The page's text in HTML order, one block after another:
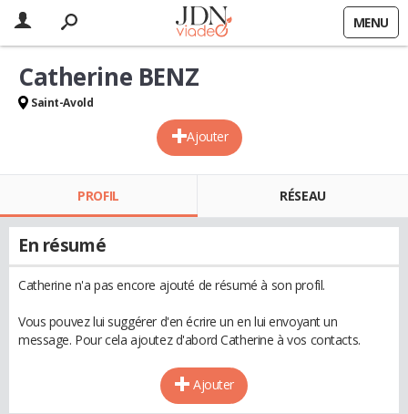
MENU
Ajouter
Catherine BENZ
Saint-Avold
PROFIL RÉSEAU
En résumé
Catherine n'a pas encore ajouté de résumé à son profil.
Vous pouvez lui suggérer d'en écrire un en lui envoyant un
message. Pour cela ajoutez d'abord Catherine à vos contacts.
Ajouter